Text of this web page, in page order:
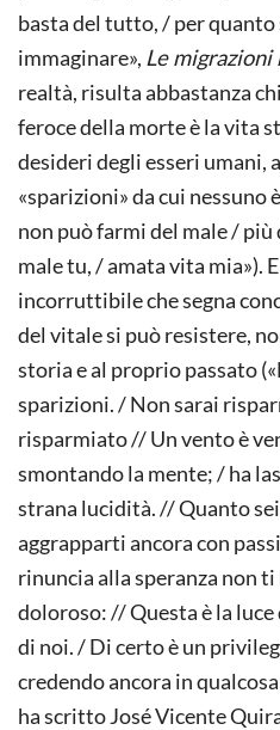
basta del tutto, / per quanto
immaginare», Le
realtà, risulta abbastanza
feroce della morte è la vita
desideri degli esseri umani,
«sparizioni» da cui nessuno
non può farmi del male /
male tu, / amata vita mia»).
incorruttibile che segna
del vitale si può resistere,
storia e al proprio passato
sparizioni. / Non sarai
risparmiato // Un vento è
smontando la mente; / ha
strana lucidità. // Quanto
aggrapparti ancora con
rinuncia alla speranza non
doloroso: // Questa è la luce
di noi. / Di certo è un
credendo ancora in
ha scritto José Vicente